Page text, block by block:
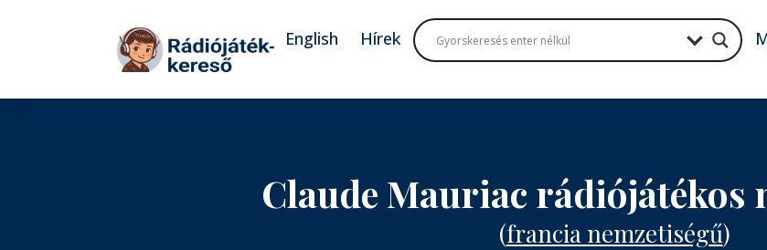
Tovább a tartalomhoz
English Hírek
Claude Mauriac rádiójátékos
(francia nemzetiségű)